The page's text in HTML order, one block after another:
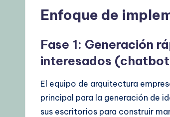
Enfoque de
Fase 1: Generación
interesados
El equipo de arquitectura
principal para la generación de
sus escritorios para construir